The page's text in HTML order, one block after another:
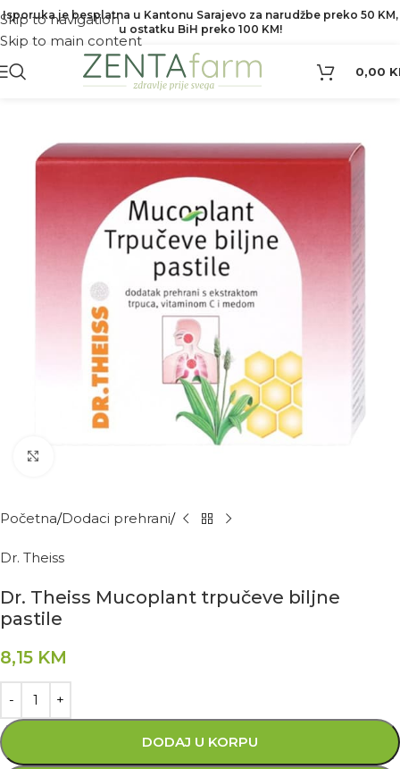
Skip to navigation
Skip to main content
Isporuka je besplatna u Kantonu Sarajevo za narudžbe preko 50 KM,
u ostatku BiH preko 100 KM!
0,00
Početna Dodaci prehrani
Dr. Theiss
Dr. Theiss Mucoplant trpučeve biljne
pastile
8,15 KM
DODAJ U KORPU